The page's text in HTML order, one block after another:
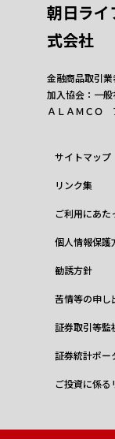
朝日ライ
式会社
金融商品取引
加入協会：一
ＡＬＡＭＣＯ
サイトマップ
リンク集
ご利用にあた
個人情報保護
勧誘方針
苦情等の申し
証券取引等監
証券統計ポー
ご投資に係る